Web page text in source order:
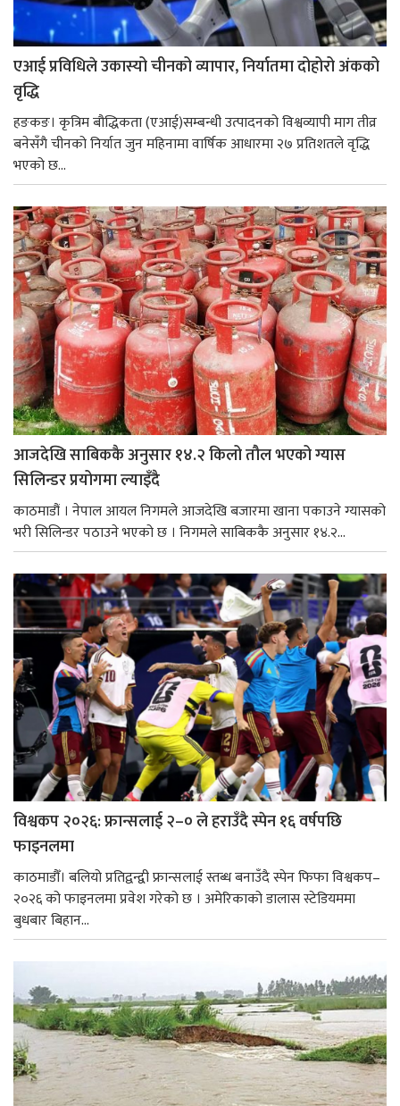
एआई प्रविधिले उकास्यो चीनको व्यापार, निर्यातमा दोहोरो अंकको
वृद्धि
हङकङ। कृत्रिम बौद्धिकता (एआई)सम्बन्धी उत्पादनको विश्वव्यापी माग तीव्र
बनेसँगै चीनको निर्यात जुन महिनामा वार्षिक आधारमा २७ प्रतिशतले वृद्धि
भएको छ...
आजदेखि साबिककै अनुसार १४.२ किलो तौल भएको ग्यास
सिलिन्डर प्रयोगमा ल्याइँदै
काठमाडौं । नेपाल आयल निगमले आजदेखि बजारमा खाना पकाउने ग्यासको
भरी सिलिन्डर पठाउने भएको छ । निगमले साबिककै अनुसार १४.२...
विश्वकप २०२६: फ्रान्सलाई २–० ले हराउँदै स्पेन १६ वर्षपछि
फाइनलमा
काठमाडौँ। बलियो प्रतिद्वन्द्वी फ्रान्सलाई स्तब्ध बनाउँदै स्पेन फिफा विश्वकप–
२०२६ को फाइनलमा प्रवेश गरेको छ । अमेरिकाको डालास स्टेडियममा
बुधबार बिहान...